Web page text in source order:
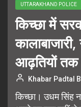
UTTARAKHAND POLICE
किच्छा में
आढ़तियों तक
Khabar Padtal
किच्छा। उधम सिंह